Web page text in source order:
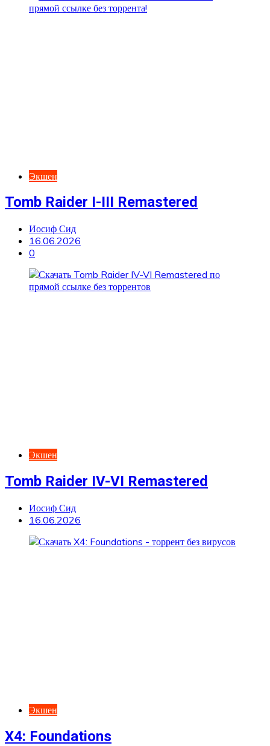
Экшен
Tomb Raider I-III Remastered
Иосиф Сид
16.06.2026
0
Экшен
Tomb Raider IV-VI Remastered
Иосиф Сид
16.06.2026
Экшен
X4: Foundations